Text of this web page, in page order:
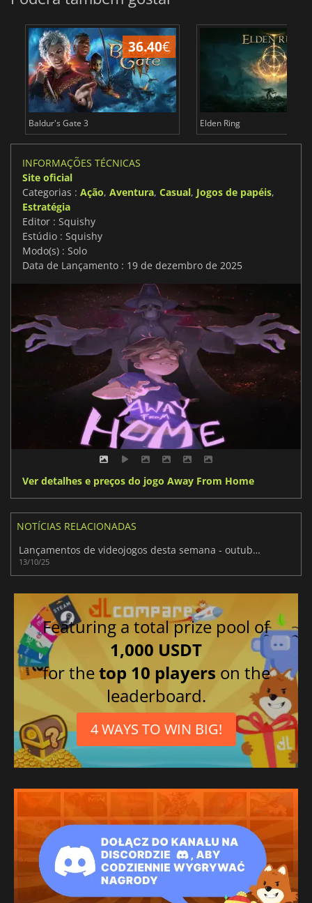
36.40€
Baldur's Gate 3 Elden Ring
INFORMAÇÕES TÉCNICAS
Site oficial
Categorias : Ação, Aventura, Casual, Jogos de papéis,
Estratégia
Editor : Squishy
Estúdio : Squishy
Modo(s) : Solo
Data de Lançamento : 19 de dezembro de 2025
Ver detalhes e preços do jogo Away From Home
NOTÍCIAS RELACIONADAS
Lançamentos de videojogos desta semana - outubro de 2025 (Semana 42)
13/10/25
Featuring a total prize pool of
1,000 USDT
for thetop 10 players on the
leaderboard.
4 WAYS TO WIN BIG!